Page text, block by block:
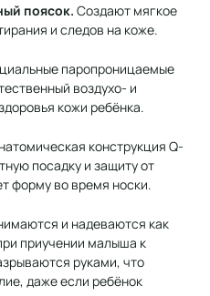
поясок. Создают мягкое
и следов на коже.
паропроницаемые
воздухо- и
кожи ребёнка.
конструкция Q-
посадку и защиту от
форму во время носки.
и надеваются как
приучении малыша к
руками, что
даже если ребёнок